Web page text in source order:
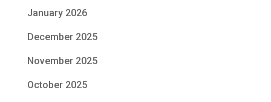
January 2026
December 2025
November 2025
October 2025